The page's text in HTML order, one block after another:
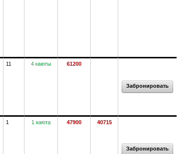
11 4 каюты 61200
Забронировать
1 1 каюта 47900 40715
Забронировать